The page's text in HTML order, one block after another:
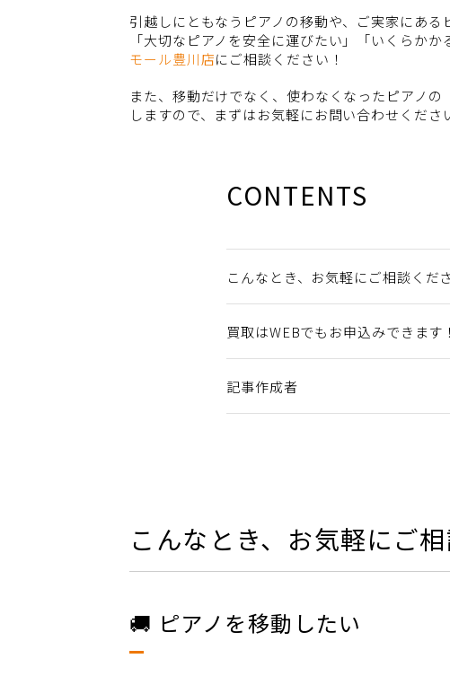
引越しにともなうピアノの移動や、ご実家にある
「大切なピアノを安全に運びたい」「いくらか
モール豊川店にご相談ください！
また、移動だけでなく、使わなくなったピアノ
しますので、まずはお気軽にお問い合わせくださ
CONTENTS
こんなとき、お気軽にご相談くだ
買取はWEBでもお申込みできます！
記事作成者
こんなとき、お気軽にご
🚚 ピアノを移動したい